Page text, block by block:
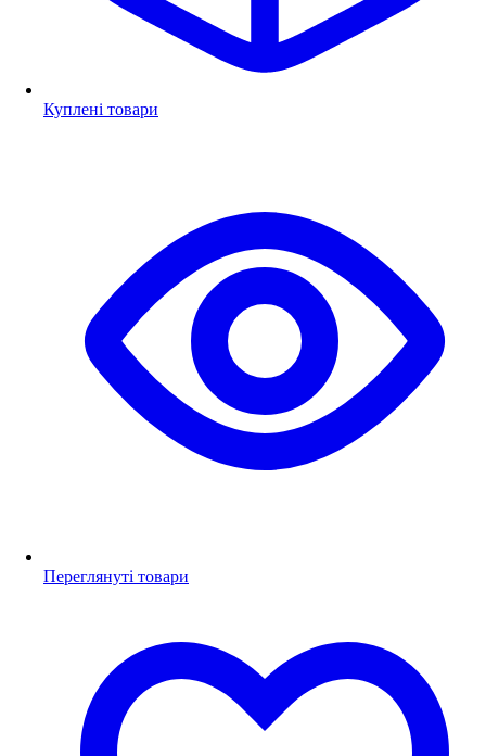
Куплені товари
Переглянуті товари